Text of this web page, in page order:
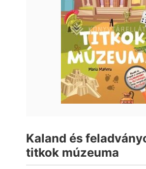
Kaland és
titkok múzeuma